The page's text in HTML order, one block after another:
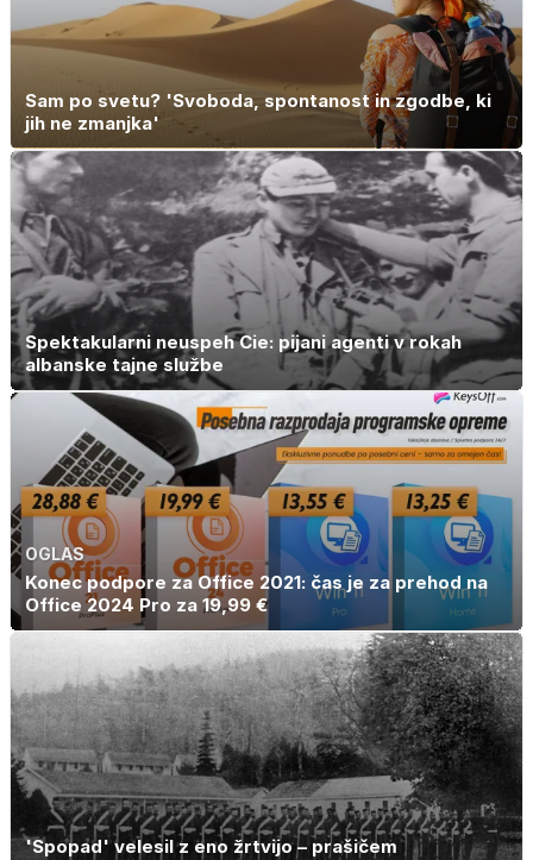
retrogradni?
Sam po svetu? 'Svoboda, spontanost in zgodbe, ki
jih ne zmanjka'
Spektakularni neuspeh Cie: pijani agenti v rokah
albanske tajne službe
OGLAS
Konec podpore za Office 2021: čas je za prehod na
Office 2024 Pro za 19,99 €
'Spopad' velesil z eno žrtvijo – prašičem